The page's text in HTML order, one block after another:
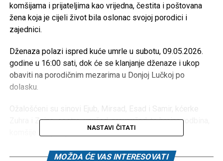
komšijama i prijateljima kao vrijedna, čestita i poštovana
žena koja je cijeli život bila oslonac svojoj porodici i
zajednici.
Dženaza polazi ispred kuće umrle u subotu, 09.05.2026.
godine u 16:00 sati, dok će se klanjanje dženaze i ukop
obaviti na porodičnim mezarima u Donjoj Lučkoj po
dolasku.
Ožalošćeni su sinovi Ejub, Mirsad, Esad i Samir, kćerke
Zuhra i Zejna, sestre, unučad, praunučad, te brojna rodbina,
Porodici i prijateljima upućujemo iskreno saučešće uz
NASTAVI ČITATI
MOŽDA ĆE VAS INTERESOVATI